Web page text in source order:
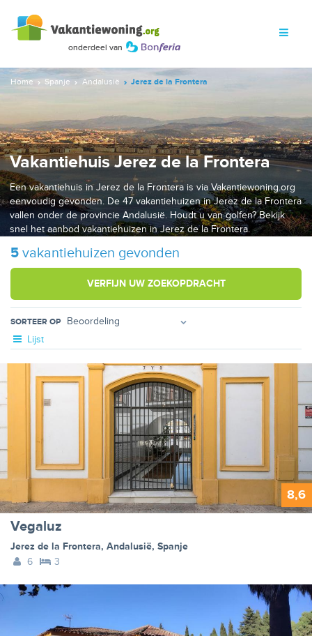
Home Spanje Andalusië Jerez de la Frontera
Vakantiehuis Jerez de la Frontera
Een vakantiehuis in Jerez de la Frontera is via Vakantiewoning.org
eenvoudig gevonden. De 47 vakantiehuizen in Jerez de la Frontera
vallen onder de provincie Andalusië. Houdt u van golfen? Bekijk
snel het aanbod vakantiehuizen in Jerez de la Frontera.
5 vakantiehuizen gevonden
VERFIJN UW ZOEKOPDRACHT
SORTEER OP
Lijst
8,6
Vegaluz
Jerez de la Frontera, Andalusië, Spanje
6
3